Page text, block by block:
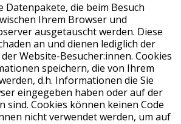
Datenpakete, die beim Besuch
Ihrem Browser und
ausgetauscht werden. Diese
an und dienen lediglich der
Website-Besucher:innen. Cookies
speichern, die von Ihrem
d.h. Informationen die Sie
eingegeben haben oder auf der
sind. Cookies können keinen Code
nicht verwendet werden, um auf